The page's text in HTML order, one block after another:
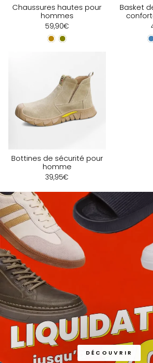
Chaussures hautes pour
hommes
59,90€
Basket
Bottines de sécurité pour
homme
39,95€
DÉCOUVRIR